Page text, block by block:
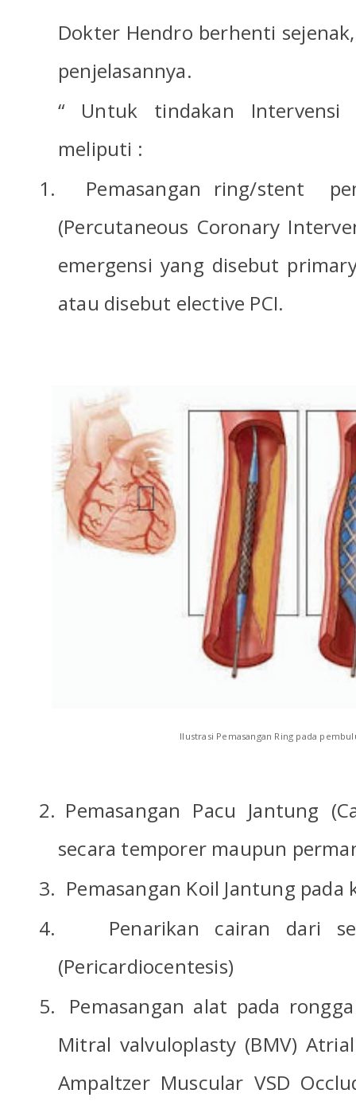
Dokter Hendro berhenti
penjelasannya.
“ Untuk tindakan Intervensi
meliputi :
1.
Pemasangan ring/stent
(Percutaneous Coronary
emergensi yang disebut
atau disebut elective PCI.
Ilustrasi Pemasangan Ring pada
2. Pemasangan Pacu Jantung
secara temporer maupun
3. Pemasangan Koil Jantung
4.
Penarikan cairan dari
(Pericardiocentesis)
5.
Pemasangan alat pada
Mitral valvuloplasty (BMV)
Ampaltzer Muscular VSD